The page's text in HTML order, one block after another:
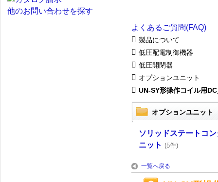
他のお問い合わせを探す
よくあるご質問(FAQ)
製品について
低圧配電制御機器
低圧開閉器
オプションユニット
UN-SY形操作コイル用
オプションユニット
ソリッドステートコ
ニット (5件)
一覧へ戻る